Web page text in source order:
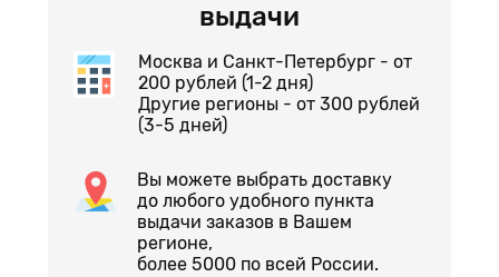
выдачи
Москва и Санкт-Петербург - от
200 рублей (1-2 дня)
Другие регионы - от 300 рублей
(3-5 дней)
Вы можете выбрать доставку
до любого удобного пункта
выдачи заказов в Вашем
регионе,
более 5000 по всей России.